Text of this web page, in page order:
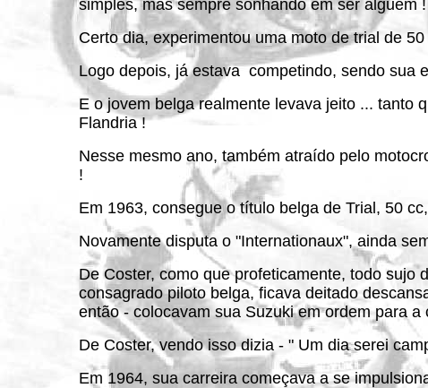
simples, mas sempre sonhando em ser alguém !
Certo dia, experimentou uma moto de trial de
Logo depois, já estava competindo, sendo sua
E o jovem belga realmente levava jeito ... tanto
Flandria !
Nesse mesmo ano, também atraído pelo
!
Em 1963, consegue o título belga de Trial, 50
Novamente disputa o "Internationaux", ainda
De Coster, como que profeticamente, todo sujo
consagrado piloto belga, ficava deitado
então - colocavam sua Suzuki em ordem para a
De Coster, vendo isso dizia - " Um dia serei
Em 1964, sua carreira começava a se